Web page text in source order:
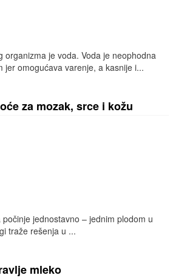
organizma je voda. Voda je neophodna
jer omogućava varenje, a kasnije i...
za mozak, srce i kožu
jednostavno – jednim plodom u
traže rešenja u ...
mleko